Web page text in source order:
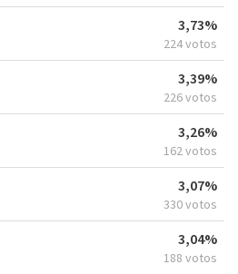
3,73%
224 votos
3,39%
226 votos
3,26%
162 votos
3,07%
330 votos
3,04%
188 votos